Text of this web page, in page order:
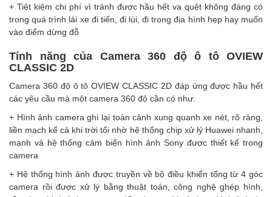
+ Tiệt kiệm chi phí vì tránh được hầu hết va quệt không đáng có
trong quá trình lái xe đi tiến, đi lùi, đi trong địa hình hẹp hay muốn
vào điểm dừng đỗ
Tính năng của Camera 360 độ ô tô OVIEW
CLASSIC 2D
Camera 360 độ ô tô OVIEW CLASSIC 2D đáp ứng được hầu hết
các yêu cầu mà một camera 360 độ cần có như:
+ Hình ảnh camera ghi lại toàn cảnh xung quanh xe nét, rõ ràng,
liền mạch kể cả khi trời tối nhờ hệ thống chip xử lý Huawei nhanh,
mạnh và hệ thống cảm biến hình ảnh Sony được thiết kế trong
camera
+ Hệ thống hình ảnh được truyền về bộ điều khiển tổng từ 4 góc
camera rồi được xử lý bằng thuật toán, công nghệ ghép hình,